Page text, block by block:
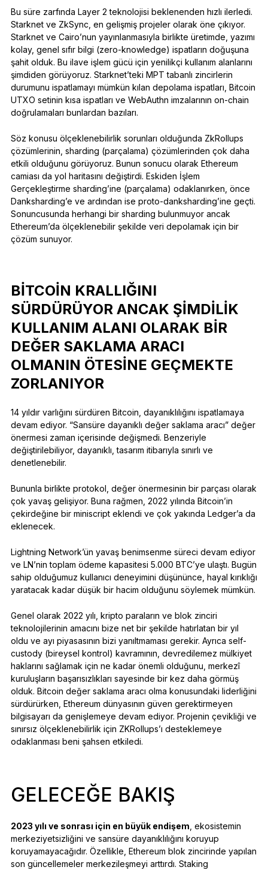
Bu süre zarfında Layer 2 teknolojisi beklenenden hızlı ilerledi.
Starknet ve ZkSync, en gelişmiş projeler olarak öne çıkıyor.
Starknet ve Cairo’nun yayınlanmasıyla birlikte üretimde, yazımı
kolay, genel sıfır bilgi (zero-knowledge) ispatların doğuşuna
şahit olduk. Bu ilave işlem gücü için yenilikçi kullanım alanlarını
şimdiden görüyoruz. Starknet’teki MPT tabanlı zincirlerin
durumunu ispatlamayı mümkün kılan depolama ispatları, Bitcoin
UTXO setinin kısa ispatları ve WebAuthn imzalarının on-chain
doğrulamaları bunlardan bazıları.
Söz konusu ölçeklenebilirlik sorunları olduğunda ZkRollups
çözümlerinin, sharding (parçalama) çözümlerinden çok daha
etkili olduğunu görüyoruz. Bunun sonucu olarak Ethereum
camiası da yol haritasını değiştirdi. Eskiden İşlem
Gerçekleştirme sharding’ine (parçalama) odaklanırken, önce
Danksharding’e ve ardından ise proto-danksharding’ine geçti.
Sonuncusunda herhangi bir sharding bulunmuyor ancak
Ethereum’da ölçeklenebilir şekilde veri depolamak için bir
çözüm sunuyor.
BITCOIN KRALLIĞINI
SÜRDÜRÜYOR ANCAK ŞIMDILIK
KULLANIM ALANI OLARAK BIR
DEĞER SAKLAMA ARACI
OLMANIN ÖTESINE GEÇMEKTE
ZORLANIYOR
14 yıldır varlığını sürdüren Bitcoin, dayanıklılığını ispatlamaya
devam ediyor. “Sansüre dayanıklı değer saklama aracı” değer
önermesi zaman içerisinde değişmedi. Benzeriyle
değiştirilebiliyor, dayanıklı, tasarım itibarıyla sınırlı ve
denetlenebilir.
Bununla birlikte protokol, değer önermesinin bir parçası olarak
çok yavaş gelişiyor. Buna rağmen, 2022 yılında Bitcoin’in
çekirdeğine bir miniscript eklendi ve çok yakında Ledger’a da
eklenecek.
Lightning Network’ün yavaş benimsenme süreci devam ediyor
ve LN’nin toplam ödeme kapasitesi 5.000 BTC’ye ulaştı. Bugün
sahip olduğumuz kullanıcı deneyimini düşününce, hayal kırıklığı
yaratacak kadar düşük bir hacim olduğunu söylemek mümkün.
Genel olarak 2022 yılı, kripto paraların ve blok zinciri
teknolojilerinin amacını bize net bir şekilde hatırlatan bir yıl
oldu ve ayı piyasasının bizi yanıltmaması gerekir. Ayrıca self-
custody (bireysel kontrol) kavramının, devredilemez mülkiyet
haklarını sağlamak için ne kadar önemli olduğunu, merkezî
kuruluşların başarısızlıkları sayesinde bir kez daha görmüş
olduk. Bitcoin değer saklama aracı olma konusundaki liderliğini
sürdürürken, Ethereum dünyasının güven gerektirmeyen
bilgisayarı da genişlemeye devam ediyor. Projenin çevikliği ve
sınırsız ölçeklenebilirlik için ZKRollups’ı desteklemeye
odaklanması beni şahsen etkiledi.
GELECEĞE BAKIŞ
2023 yılı ve sonrası için en büyük endişem , ekosistemin
merkeziyetsizliğini ve sansüre dayanıklılığını koruyup
koruyamayacağıdır. Özellikle, Ethereum blok zincirinde yapılan
son güncellemeler merkezileşmeyi arttırdı. Staking